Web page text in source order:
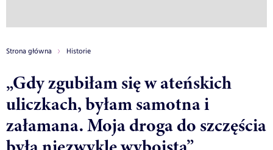
Strona główna Historie
„Gdy zgubiłam się w ateńskich
uliczkach, byłam samotna i
załamana. Moja droga do szczęścia